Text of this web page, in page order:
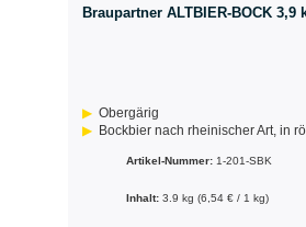
Braupartner ALTBIER-BOCK 3,9
Obergärig
Bockbier nach rheinischer Art, in
Artikel-Nummer: 1-201-SBK
Inhalt: 3.9 kg (6,54 € / 1 kg)